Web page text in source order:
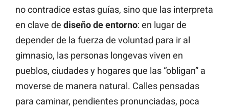
no contradice estas guías, sino que las interpreta
en clave de diseño de entorno: en lugar de
depender de la fuerza de voluntad para ir al
gimnasio, las personas longevas viven en
pueblos, ciudades y hogares que las “obligan” a
moverse de manera natural. Calles pensadas
para caminar, pendientes pronunciadas, poca